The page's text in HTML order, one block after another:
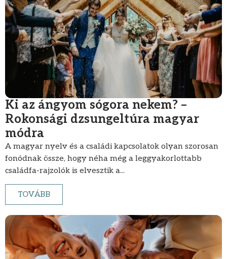
Ki az ángyom sógora nekem? –
Rokonsági dzsungeltúra magyar
módra
A magyar nyelv és a családi kapcsolatok olyan szorosan
fonódnak össze, hogy néha még a leggyakorlottabb
családfa-rajzolók is elvesztik a...
TOVÁBB